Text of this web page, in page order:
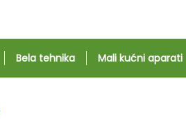
Bela tehnika Mali kućni aparati